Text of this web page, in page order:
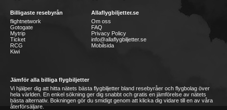
Billigaste resebyrån
flightnetwork
Gotogate
Mytrip
Ticket
RCG
Kiwi
Allaflygbiljetter.se
Om oss
FAQ
Privacy Policy
info@allaflygbiljetter.se
Mobilsida
Jämför alla billiga flygbiljetter
Vi hjälper dig att hitta nätets bästa flygbiljetter bland resebyråer och flygbolag över
hela världen. En enkel sökning ger dig snabbt och gratis en jämförelse av nätets
bästa alternativ. Bokningen gör du smidigt genom att klicka dig vidare till en av våra
återförsäljare.